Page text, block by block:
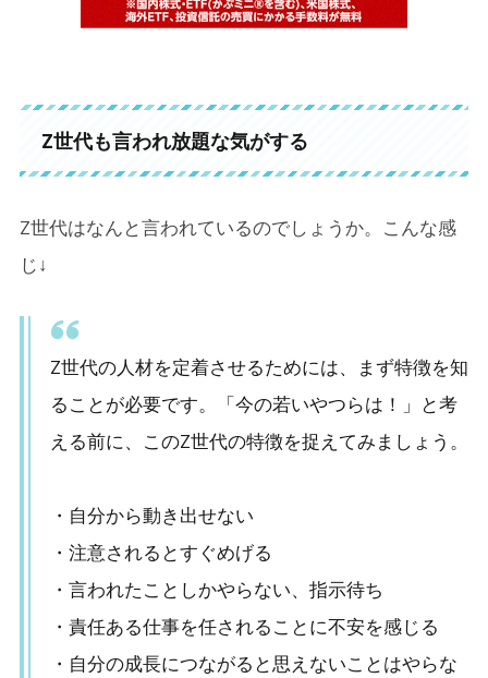
Z世代も言われ放題な気がする
Z世代はなんと言われているのでしょうか。こんな感
じ↓
Z世代の人材を定着させるためには、まず特徴を知
ることが必要です。「今の若いやつらは！」と考
える前に、このZ世代の特徴を捉えてみましょう。
・自分から動き出せない
・注意されるとすぐめげる
・言われたことしかやらない、指示待ち
・責任ある仕事を任されることに不安を感じる
・自分の成長につながると思えないことはやらな